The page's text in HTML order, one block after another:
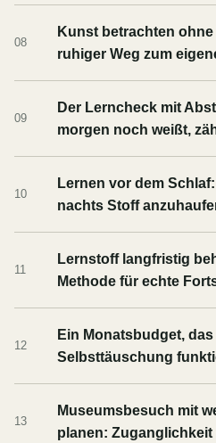
08
Kunst betrachten
ruhiger Weg zum
09
Der Lerncheck mit
morgen noch weißt,
10
Lernen vor dem
nachts Stoff
11
Lernstoff langfristig
Methode für echte
12
Ein Monatsbudget,
Selbsttäuschung
13
Museumsbesuch mit
planen: